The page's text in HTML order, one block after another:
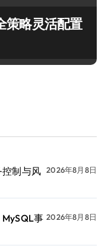
策略灵活配置
制与风 2026年8月8日
事 2026年8月8日